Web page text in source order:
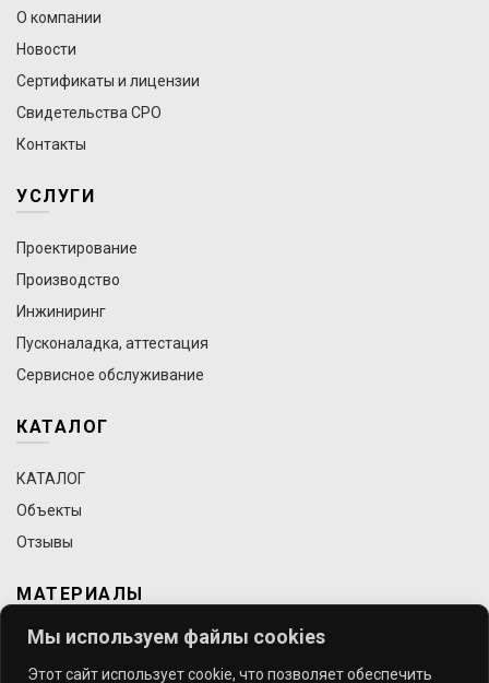
Мы используем файлы cookies
Этот сайт использует cookie, что позволяет обеспечить
О компании
Новости
Сертификаты и лицензии
Свидетельства СРО
Контакты
УСЛУГИ
Проектирование
Производство
Инжиниринг
Пусконаладка, аттестация
Сервисное обслуживание
КАТАЛОГ
КАТАЛОГ
Объекты
Отзывы
МАТЕРИАЛЫ
Статьи
Требования к строительству чистых помещений